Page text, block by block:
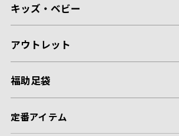
キッズ・ベビー
アウトレット
福助足袋
定番アイテム